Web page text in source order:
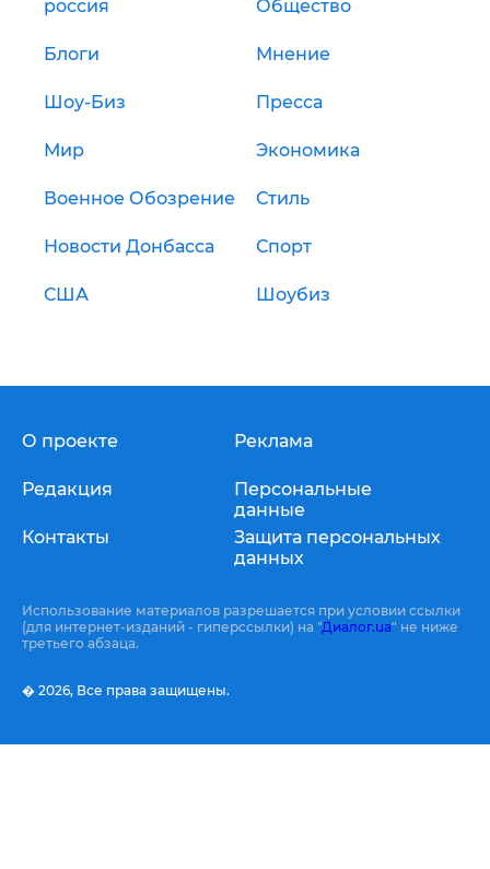
россия Общество
Блоги Мнение
Шоу-Биз Пресса
Мир Экономика
Военное Обозрение Стиль
Новости Донбасса Спорт
США Шоубиз
О проекте
Редакция
Контакты
Реклама
Персональные
данные
Защита персональных
данных
Использование материалов разрешается при условии ссылки
(для интернет-изданий - гиперссылки) на "Диалог.ua" не ниже
третьего абзаца.
� 2026, Все права защищены.